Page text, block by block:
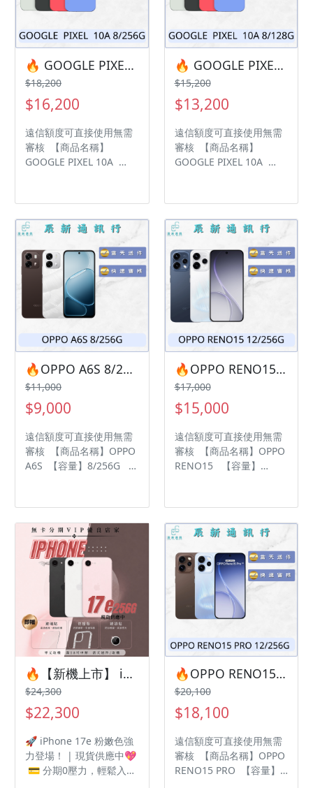
修改、變更、暫停活動之
LINE來幫您安排快速審核
及回報審核進度 LINE
ID:@kjg6280d 大呼小叫
辰通訊行 雲林縣虎尾鎮林
森路二段200號 電話:05-
6339809 在地經營12年店
更、暫停活動之權利 下單
您安排快速審核及回報審
核進度 LINE
ID:@kjg6280d 大呼小叫
辰通訊行 雲林縣虎尾鎮林
森路二段200號 電話:05-
6339809 在地經營12年店
🔥 GOOGLE PIXEL 10A 8/256G 有額度快速過件 🎯 想換新機？現在就是最佳時機！現貨當天審件當天過件即可以馬上寄出
$18,200
$16,200
遠信額度可直接使用無需
審核 【商品名稱】
GOOGLE PIXEL 10A
問題都歡迎洽群官方
LINE：@kjg6280d • 七日
鑑賞期內，如商品有問
題，請盡速向我們告知並
且協助處理 • 全新品為原
廠保固一年，中古機店家
保固15天 • 店家擁有隨時
修改、變更、暫停活動之
權利 下單前請先私訊和加
LINE來幫您安排快速審核
及回報審核進度 LINE
ID:@kjg6280d 大呼小叫
辰通訊行 雲林縣虎尾鎮林
森路二段200號 電話:05-
6339809 在地經營12年店
🔥 GOOGLE PIXEL 10A 8/128G 有額度快速過件 🎯 想換新機？現在就是最佳時機！現貨當天審件當天過件即可以馬上寄出
$15,200
$13,200
遠信額度可直接使用無需
審核 【商品名稱】
GOOGLE PIXEL 10A
問題都歡迎洽群官方
LINE：@kjg6280d • 七日
鑑賞期內，如商品有問
題，請盡速向我們告知並
且協助處理 • 全新品為原
廠保固一年，中古機店家
保固15天 • 店家擁有隨時
修改、變更、暫停活動之
權利 下單前請先私訊和加
LINE來幫您安排快速審核
及回報審核進度 LINE
ID:@kjg6280d 大呼小叫
辰通訊行 雲林縣虎尾鎮林
森路二段200號 電話:05-
6339809 在地經營12年店
🔥OPPO A6S 8/256G 有額度快速過件 🎯 想換新機？現在就是最佳時機！現貨當天審件當天過件即可以馬上寄出
$11,000
$9,000
遠信額度可直接使用無需
審核 【商品名稱】OPPO
A6S 【容量】8/256G ‼️
LINE：@kjg6280d • 七日
鑑賞期內，如商品有問
題，請盡速向我們告知並
且協助處理 • 全新品為原
廠保固一年，中古機店家
保固15天 • 店家擁有隨時
修改、變更、暫停活動之
權利 下單前請先私訊和加
LINE來幫您安排快速審核
及回報審核進度 LINE
ID:@kjg6280d 大呼小叫
辰通訊行 雲林縣虎尾鎮林
森路二段200號 電話:05-
6339809 在地經營12年店
家 GOOGLE 評價5顆星
🔥OPPO RENO15 12/256G 有額度快速過件 🎯 想換新機？現在就是最佳時機！現貨當天審件當天過件即可以馬上寄出
$17,000
$15,000
遠信額度可直接使用無需
審核 【商品名稱】OPPO
RENO15 【容量】
迎洽群官方LINE：
@kjg6280d • 七日鑑賞期
內，如商品有問題，請盡
速向我們告知並且協助處
理 • 全新品為原廠保固一
年，中古機店家保固15天
• 店家擁有隨時修改、變
更、暫停活動之權利 下單
您安排快速審核及回報審
核進度 LINE
ID:@kjg6280d 大呼小叫
辰通訊行 雲林縣虎尾鎮林
森路二段200號 電話:05-
6339809 在地經營12年店
🔥【新機上市】 iPhone 17e 256G 粉嫩登場！ 🎯 有額度快速過件 想換新機？現在就是最佳時機！現貨當天審件當天過件即可以馬上寄出
$24,300
$22,300
🚀 iPhone 17e 粉嫩色強
力登場！ | 現貨供應中💖
💳 分期0壓力，輕鬆入手
🔥OPPO RENO15 PRO 12/256G 有額度快速過件 🎯 想換新機？現在就是最佳時機！現貨當天審件當天過件即可以馬上寄出
$20,100
$18,100
遠信額度可直接使用無需
審核 【商品名稱】OPPO
RENO15 PRO 【容量】